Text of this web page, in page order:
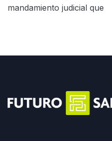
mandamiento judicial que